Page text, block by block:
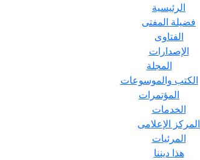
الرئيسية
فضيلة المفتى
الفتاوى
الإصدارات
المجلة
الكتب والموسوعات
المؤتمرات
الخدمات
المركز الإعلامى
المرئيات
هذا ديننا